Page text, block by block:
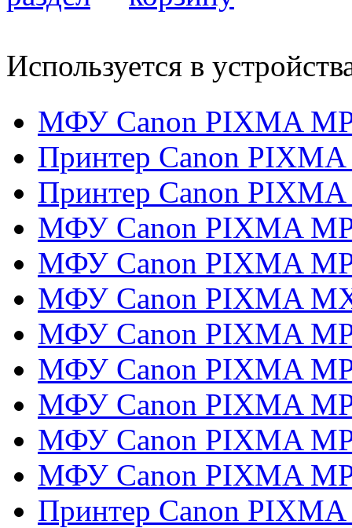
Используется в
МФУ Canon PIXMA
Принтер Canon PIXMA
Принтер Canon PIXMA
МФУ Canon PIXMA
МФУ Canon PIXMA
МФУ Canon PIXMA
МФУ Canon PIXMA
МФУ Canon PIXMA
МФУ Canon PIXMA
МФУ Canon PIXMA
МФУ Canon PIXMA
Принтер Canon PIXMA